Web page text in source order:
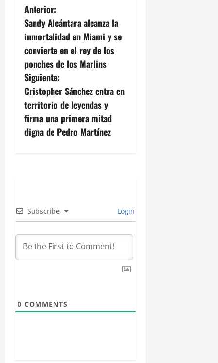
N
a
v
e
g
a
c
d
e
e
t
r
Anterior:
Sandy Alcántara alcanza la
inmortalidad en Miami y se
convierte en el rey de los
ponches de los Marlins
Siguiente:
Cristopher Sánchez entra en
territorio de leyendas y
firma una primera mitad
digna de Pedro Martínez
Subscribe Login
0 COMMENTS